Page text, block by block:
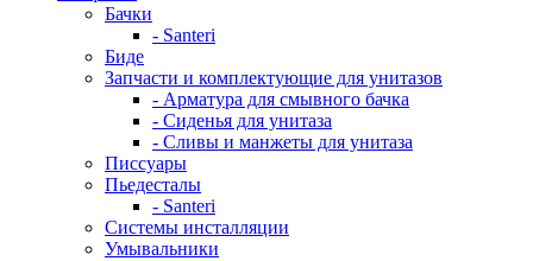
Бачки
- Santeri
Биде
Запчасти и комплектующие для унитазов
- Арматура для смывного бачка
- Сиденья для унитаза
- Сливы и манжеты для унитаза
Писсуары
Пьедесталы
- Santeri
Системы инсталляции
Умывальники